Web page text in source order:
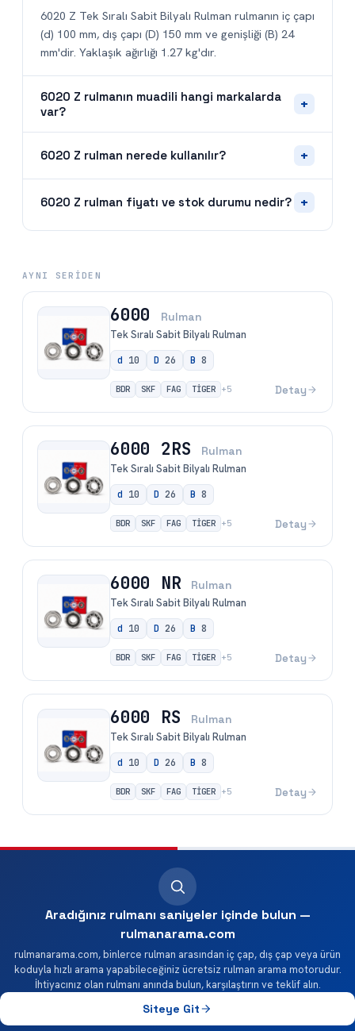
6020 Z Tek Sıralı Sabit Bilyalı Rulman rulmanın iç çapı
(d) 100 mm, dış çapı (D) 150 mm ve genişliği (B) 24
mm'dir. Yaklaşık ağırlığı 1.27 kg'dır.
6020 Z rulmanın muadili hangi markalarda
var?
+
6020 Z rulman nerede kullanılır? +
6020 Z rulman fiyatı ve stok durumu nedir? +
AYNI SERIDEN
6000 Rulman
Tek Sıralı Sabit Bilyalı Rulman
d 10 D 26 B 8
BDR SKF FAG TİGER +5 Detay
6000 2RS Rulman
Tek Sıralı Sabit Bilyalı Rulman
d 10 D 26 B 8
BDR SKF FAG TİGER +5 Detay
6000 NR Rulman
Tek Sıralı Sabit Bilyalı Rulman
d 10 D 26 B 8
BDR SKF FAG TİGER +5 Detay
6000 RS Rulman
Tek Sıralı Sabit Bilyalı Rulman
d 10 D 26 B 8
BDR SKF FAG TİGER +5 Detay
Aradığınız rulmanı saniyeler içinde bulun —
rulmanarama.com
rulmanarama.com, binlerce rulman arasından iç çap, dış çap veya ürün
koduyla hızlı arama yapabileceğiniz ücretsiz rulman arama motorudur.
İhtiyacınız olan rulmanı anında bulun, karşılaştırın ve teklif alın.
Siteye Git